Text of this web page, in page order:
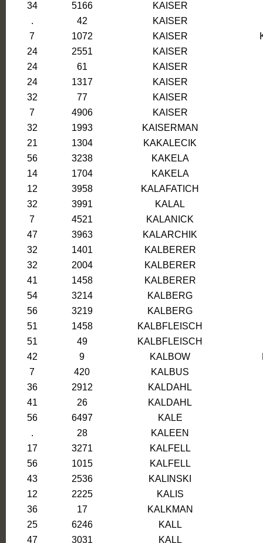
34
5166
KAISER
.
42
KAISER
7
1072 KAISER
24
2551
KAISER
24
61
KAISER
24
1317
KAISER
32
77
KAISER
7
4906
KAISER
32
1993
KAISERMAN
21
1304
KAKALECIK
56
3238 KAKELA
14
1704
KAKELA
12
3958
KALAFATICH
32
3991
KALAL
7
4521
KALANICK
47
3963
KALARCHIK
32
1401
KALBERER
32
2004
KALBERER
41
1458
KALBERER
54
3214
KALBERG
56
3219
KALBERG
51
1458
KALBFLEISCH
51
49
KALBFLEISCH
42
9 KALBOW
7
420
KALBUS
36
2912
KALDAHL
41
26
KALDAHL
56
6497
KALE
.
28
KALEEN
17
3271
KALFELL
56
1015
KALFELL
43
2536
KALINSKI
12
2225
KALIS
36
17
KALKMAN
25
6246
KALL
47
3031
KALL